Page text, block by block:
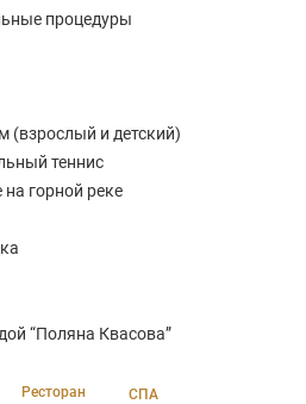
процедуры
(взрослый и детский)
теннис
горной реке
“Поляна Квасова”
Ресторан СПА